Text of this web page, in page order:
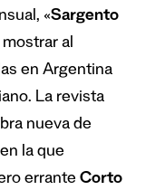
«Sargento
al
en Argentina
La revista
nueva de
la que
errante Corto